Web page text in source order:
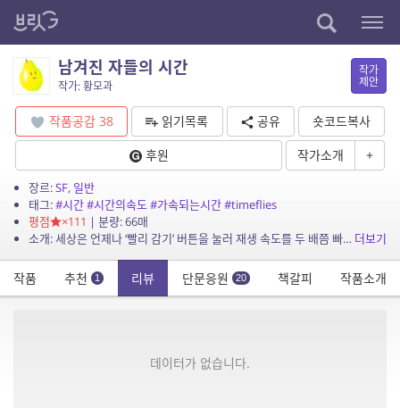
남겨진 자들의 시간
작가: 황모과
작가
제안
작품공감 38 읽기목록 공유
숏코드복사
후원
작가소개 +
장르:SF, 일반
태그:#시간#시간의속도#가속되는시간#timeflies
평점
×111 | 분량: 66매
소개: 세상은 언제나 ‘빨리 감기’ 버튼을 눌러 재생 속도를 두 배쯤 빠르게 한 영화 같다. 나 혼자만 슬로 모션으로 움직이고 있는 것 같다. 그러던 어느 날, 나... 더보기
작품 추천 1 리뷰 단문응원 20 책갈피 작품소개
데이터가 없습니다.